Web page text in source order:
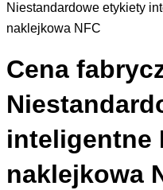
Niestandardowe etykiety
naklejkowa NFC
Cena
inteligentne
naklejkowa